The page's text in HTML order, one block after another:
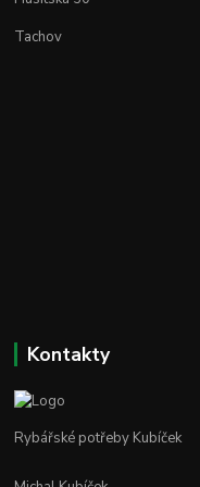
Tachov
Kontakty
Rybářské potřeby Kubíček